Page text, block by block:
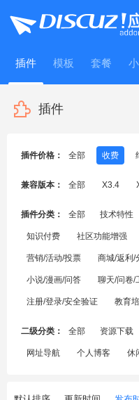
插件 模板 套餐
WitFrame
插件
插件价格： 全部 收费
兼容版本： 全部 X3.4
插件分类： 全部 技术特性
知识付费 社区功能增强
营销/活动/投票 商城/返利/
小说/漫画/问答 聊天/问卷/
注册/登录/安全验证 教育
二级分类： 全部 资源下载
网址导航 个人博客 休